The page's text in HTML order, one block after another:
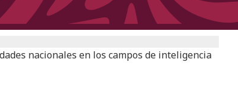
nacionales en los campos de inteligencia